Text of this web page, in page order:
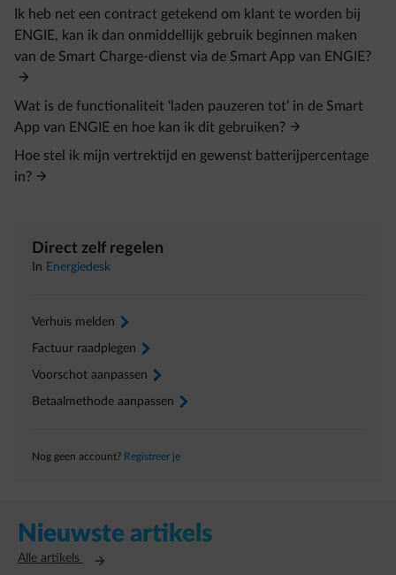
Ik heb net een contract getekend om klant te worden bij
ENGIE, kan ik dan onmiddellijk gebruik beginnen maken
van de Smart Charge-dienst via de Smart App van ENGIE?
Wat is de functionaliteit ‘laden pauzeren tot’ in de Smart
App van ENGIE en hoe kan ik dit gebruiken?
Hoe stel ik mijn vertrektijd en gewenst batterijpercentage
in?
Direct zelf regelen
In Energiedesk
Verhuis melden arrow-right
Factuur raadplegen arrow-right
Voorschot aanpassen arrow-right
Betaalmethode aanpassen arrow-right
Nog geen account? Registreer je
Nieuwste artikels
Alle artikels Opent in een nieuw tabblad